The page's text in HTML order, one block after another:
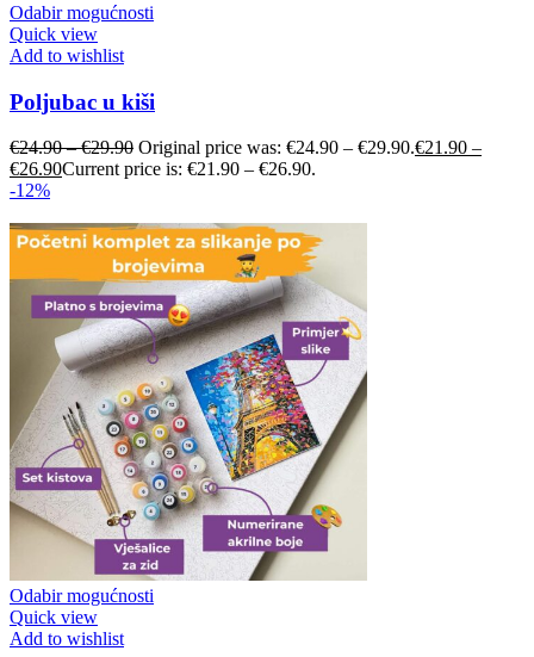
Odabir mogućnosti
Quick view
Add to wishlist
Poljubac u kiši
€24.90–€29.90 Original price was: €24.90 – €29.90.€21.90 –
€26.90Current price is: €21.90 – €26.90.
-12%
Odabir mogućnosti
Quick view
Add to wishlist